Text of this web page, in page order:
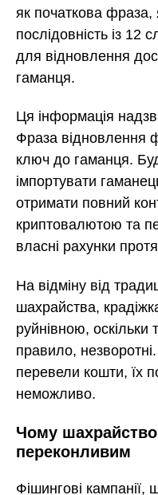
як початкова
послідовність із 12
для відновлення
гаманця.
Ця інформація
Фраза відновлення
ключ до гаманця.
імпортувати
отримати повний
криптовалютою та
власні рахунки
На відміну від
шахрайства,
руйнівною, оскільки
правило,
перевели кошти, їх
неможливо.
Чому
переконливим
Фішингові